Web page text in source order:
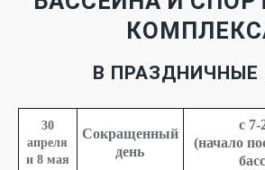
В ПРАЗДНИЧНЫЕ
30
апреля
и 8 мая
Сокращенный
день
с 7-
(начало